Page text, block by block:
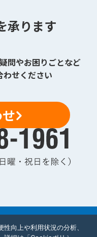
承ります
問やお困りごとなど
わせください
向上や利用状況の分析、